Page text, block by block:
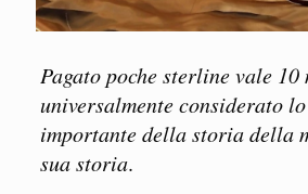
Pagato poche sterline vale
universalmente considerato
importante della storia della
sua storia.